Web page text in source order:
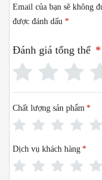
Email của bạn sẽ không
được đánh dấu *
Đánh giá tổng thể *
Chất lượng sản phẩm *
Dịch vụ khách hàng *